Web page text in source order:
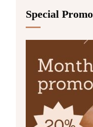
Special